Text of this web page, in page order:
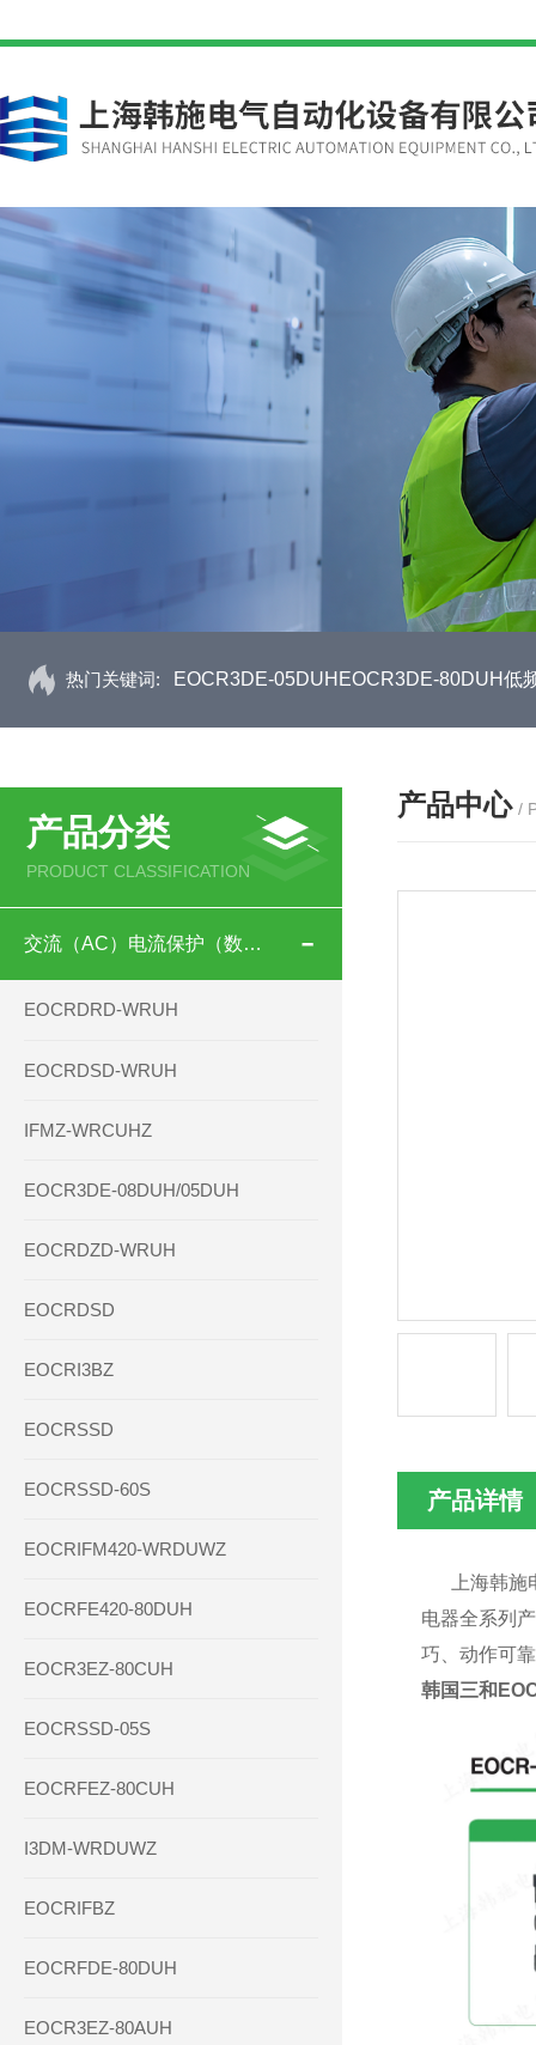
热门关键词: EOCR3DE-05DUHEOCR3DE-80DUH低
产品分类
PRODUCT CLASSIFICATION
交流（AC）电流保护（数码型）
EOCRDRD-WRUH
EOCRDSD-WRUH
IFMZ-WRCUHZ
EOCR3DE-08DUH/05DUH
EOCRDZD-WRUH
EOCRDSD
EOCRI3BZ
EOCRSSD
EOCRSSD-60S
EOCRIFM420-WRDUWZ
EOCRFE420-80DUH
EOCR3EZ-80CUH
EOCRSSD-05S
EOCRFEZ-80CUH
I3DM-WRDUWZ
EOCRIFBZ
EOCRFDE-80DUH
EOCR3EZ-80AUH
产品中心 /
产品详情
上海韩施电
电器全系列
巧、动作可
韩国三和